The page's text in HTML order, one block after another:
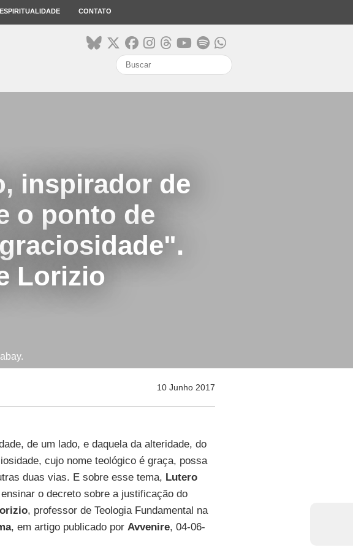
ESPIRITUALIDADE CONTATO
inspirador de
o ponto de
Lorizio
10 Junho 2017
de um lado, e daquela da alteridade, do
cujo nome teológico é graça, possa
duas vias. E sobre esse tema, Lutero
o decreto sobre a justificação do
, professor de Teologia Fundamental na
, em artigo publicado por Avvenire, 04-06-